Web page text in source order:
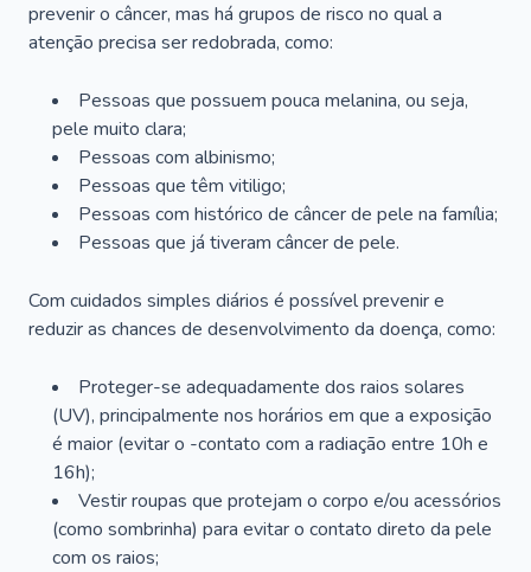
prevenir o câncer, mas há grupos de risco no qual a
atenção precisa ser redobrada, como:
Pessoas que possuem pouca melanina, ou seja,
pele muito clara;
Pessoas com albinismo;
Pessoas que têm vitiligo;
Pessoas com histórico de câncer de pele na família;
Pessoas que já tiveram câncer de pele.
Com cuidados simples diários é possível prevenir e
reduzir as chances de desenvolvimento da doença, como:
Proteger-se adequadamente dos raios solares
(UV), principalmente nos horários em que a exposição
é maior (evitar o -contato com a radiação entre 10h e
16h);
Vestir roupas que protejam o corpo e/ou acessórios
(como sombrinha) para evitar o contato direto da pele
com os raios;